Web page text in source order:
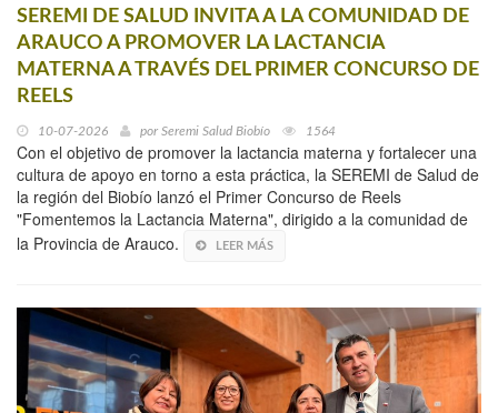
SEREMI DE SALUD INVITA A LA COMUNIDAD DE
ARAUCO A PROMOVER LA LACTANCIA
MATERNA A TRAVÉS DEL PRIMER CONCURSO DE
REELS
10-07-2026 por Seremi Salud Biobío 1564
Con el objetivo de promover la lactancia materna y fortalecer una
cultura de apoyo en torno a esta práctica, la SEREMI de Salud de
la región del Biobío lanzó el Primer Concurso de Reels
"Fomentemos la Lactancia Materna", dirigido a la comunidad de
la Provincia de Arauco.
LEER MÁS